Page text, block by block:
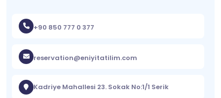
+90 850 777 0 377
reservation@eniyitatilim.com
Kadriye Mahallesi 23. Sokak No:1/1 Serik